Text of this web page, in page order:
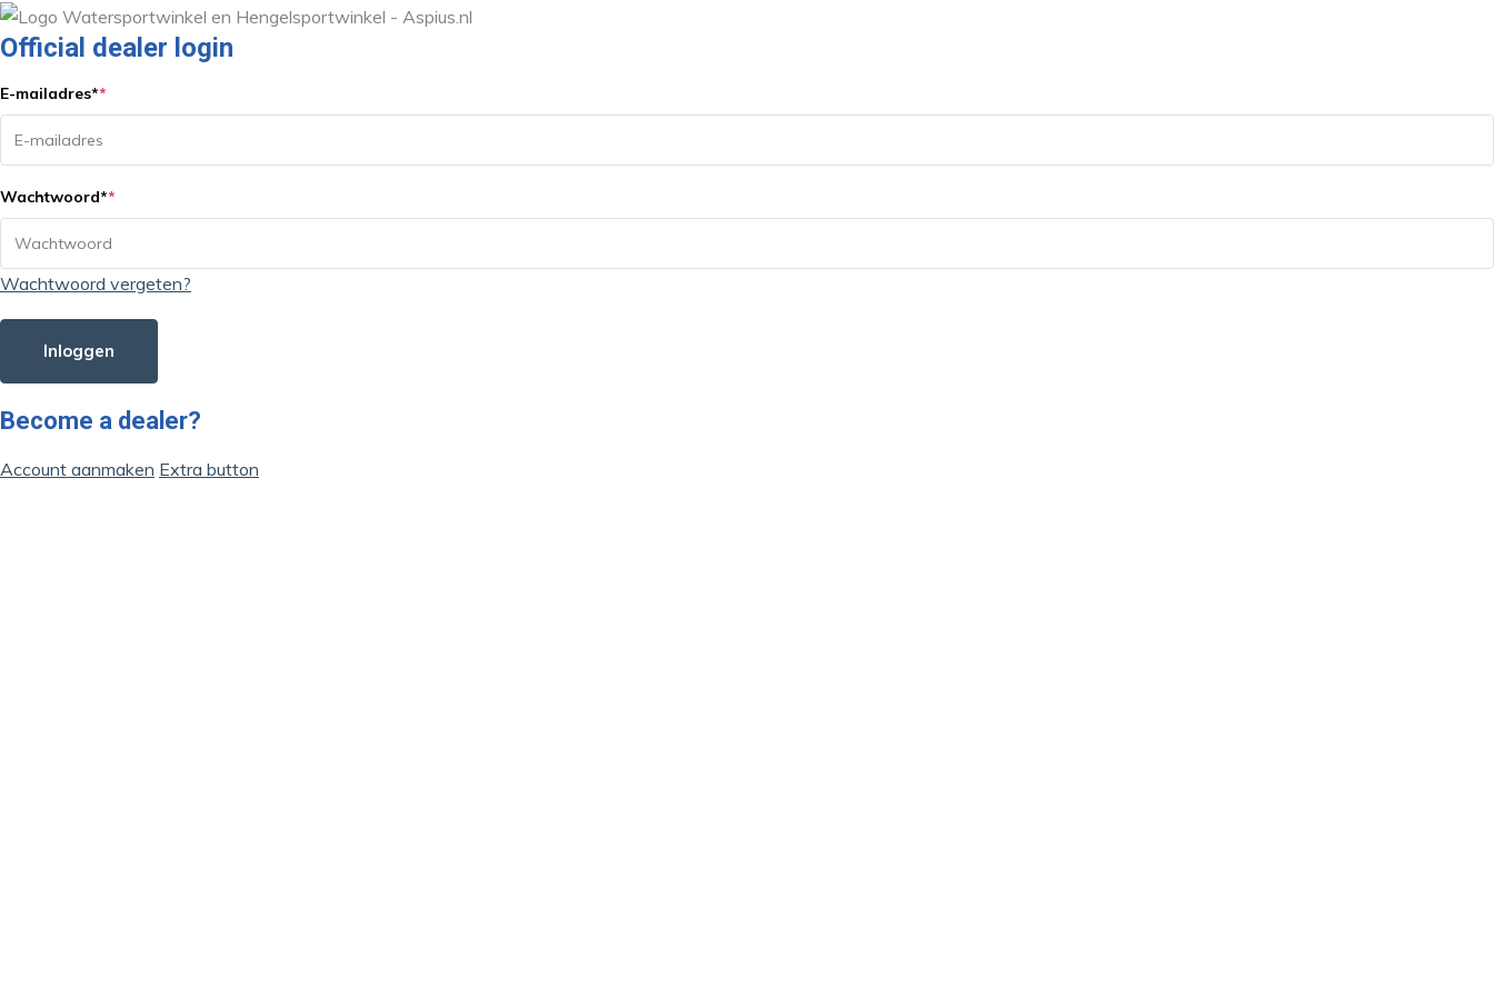
Official dealer login
E-mailadres**
Wachtwoord**
Wachtwoord vergeten?
Inloggen
Become a dealer?
Account aanmaken Extra button